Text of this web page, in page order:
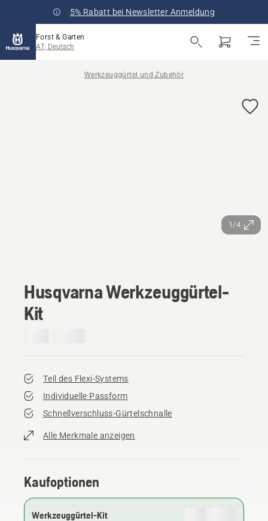
5% Rabatt bei Newsletter Anmeldung
Forst & Garten
AT, Deutsch
Werkzeuggürtel und Zubehör
1/4
Husqvarna Werkzeuggürtel-
Kit
Teil des Flexi-Systems
Individuelle Passform
Schnellverschluss-Gürtelschnalle
Alle Merkmale anzeigen
Kaufoptionen
Werkzeuggürtel-Kit